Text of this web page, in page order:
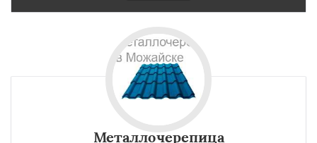
Металлочерепица